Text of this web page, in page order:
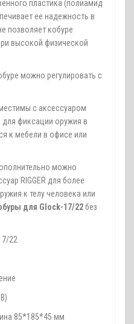
пластика (полиамид
ее надежность в
позволяет кобуре
высокой физической
можно регулировать с
с аксессуаром
для фиксации оружия в
к мебели в офисе или
можно
RIGGER для более
к телу человека или
для Glock-17/22без
22
85*185*45 мм